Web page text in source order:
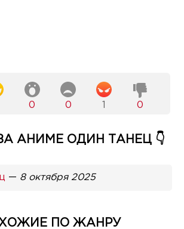
0 0 0
АНИМЕ ОДИН ТАНЕЦ 👇
— 8 октября 2025
ПО ЖАНРУ